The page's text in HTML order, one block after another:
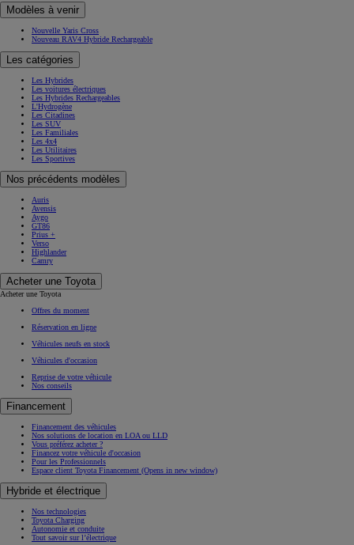
Modèles à venir
Nouvelle Yaris Cross
Nouveau RAV4 Hybride Rechargeable
Les catégories
Les Hybrides
Les voitures électriques
Les Hybrides Rechargeables
L'Hydrogène
Les Citadines
Les SUV
Les Familiales
Les 4x4
Les Utilitaires
Les Sportives
Nos précédents modèles
Auris
Avensis
Aygo
GT86
Prius +
Verso
Highlander
Camry
Acheter une Toyota
Acheter une Toyota
Offres du moment
Réservation en ligne
Véhicules neufs en stock
Véhicules d'occasion
Reprise de votre véhicule
Nos conseils
Financement
Financement des véhicules
Nos solutions de location en LOA ou LLD
Vous préférez acheter ?
Financez votre véhicule d'occasion
Pour les Professionnels
Espace client Toyota Financement (Opens in new window)
Hybride et électrique
Nos technologies
Toyota Charging
Autonomie et conduite
Tout savoir sur l’électrique